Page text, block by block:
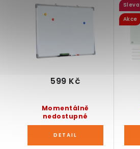
Momentálně
nedostupné
599 Kč
Akce